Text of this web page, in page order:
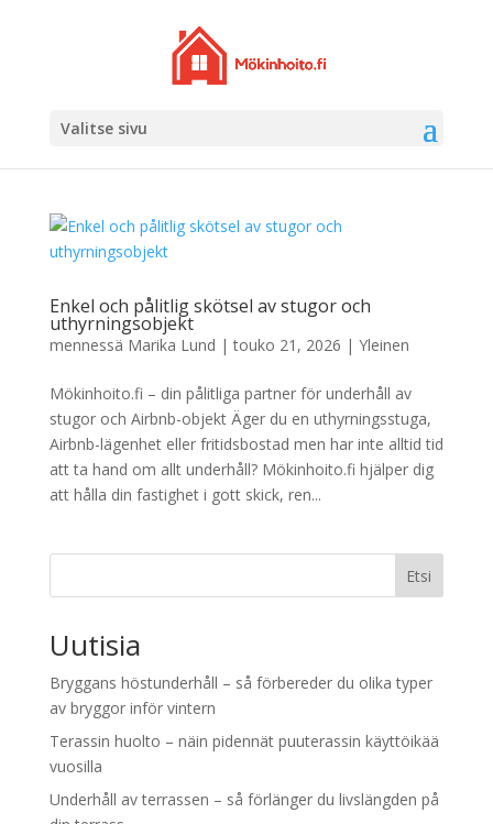
Valitse sivu
Enkel och pålitlig skötsel av stugor och
uthyrningsobjekt
mennessä Marika Lund |touko 21, 2026 | Yleinen
Mökinhoito.fi – din pålitliga partner för underhåll av
stugor och Airbnb-objekt Äger du en uthyrningsstuga,
Airbnb-lägenhet eller fritidsbostad men har inte alltid tid
att ta hand om allt underhåll? Mökinhoito.fi hjälper dig
att hålla din fastighet i gott skick, ren...
Etsi
Uutisia
Bryggans höstunderhåll – så förbereder du olika typer
av bryggor inför vintern
Terassin huolto – näin pidennät puuterassin käyttöikää
vuosilla
Underhåll av terrassen – så förlänger du livslängden på